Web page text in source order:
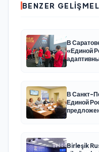
BENZER
В
«Единой
В Санкт-
Единой
Birleşik